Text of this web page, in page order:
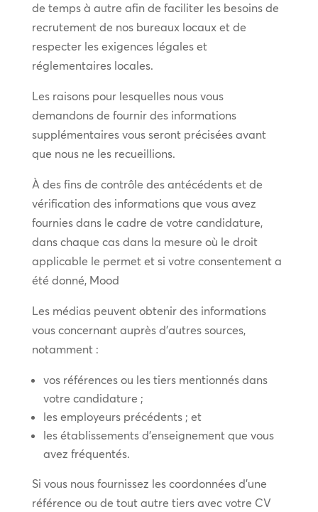
de temps à autre afin de faciliter les besoins de
recrutement de nos bureaux locaux et de
respecter les exigences légales et
réglementaires locales.
Les raisons pour lesquelles nous vous
demandons de fournir des informations
supplémentaires vous seront précisées avant
que nous ne les recueillions.
À des fins de contrôle des antécédents et de
vérification des informations que vous avez
fournies dans le cadre de votre candidature,
dans chaque cas dans la mesure où le droit
applicable le permet et si votre consentement a
été donné, Mood
Les médias peuvent obtenir des informations
vous concernant auprès d’autres sources,
notamment :
vos références ou les tiers mentionnés dans
votre candidature ;
les employeurs précédents ; et
les établissements d’enseignement que vous
avez fréquentés.
Si vous nous fournissez les coordonnées d’une
référence ou de tout autre tiers avec votre CV